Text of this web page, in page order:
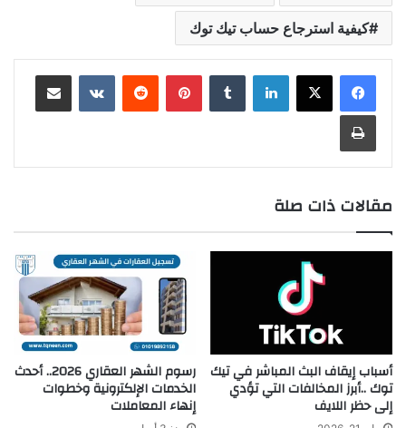
كيفية استرجاع حساب تيك توك
لينكدإن بينتيريست مشاركة عبر البريد
طباعة
مقالات ذات صلة
أسباب إيقاف البث المباشر في تيك
توك ..أبرز المخالفات التي تؤدي
إلى حظر اللايف
رسوم الشهر العقاري 2026.. أحدث
الخدمات الإلكترونية وخطوات
إنهاء المعاملات